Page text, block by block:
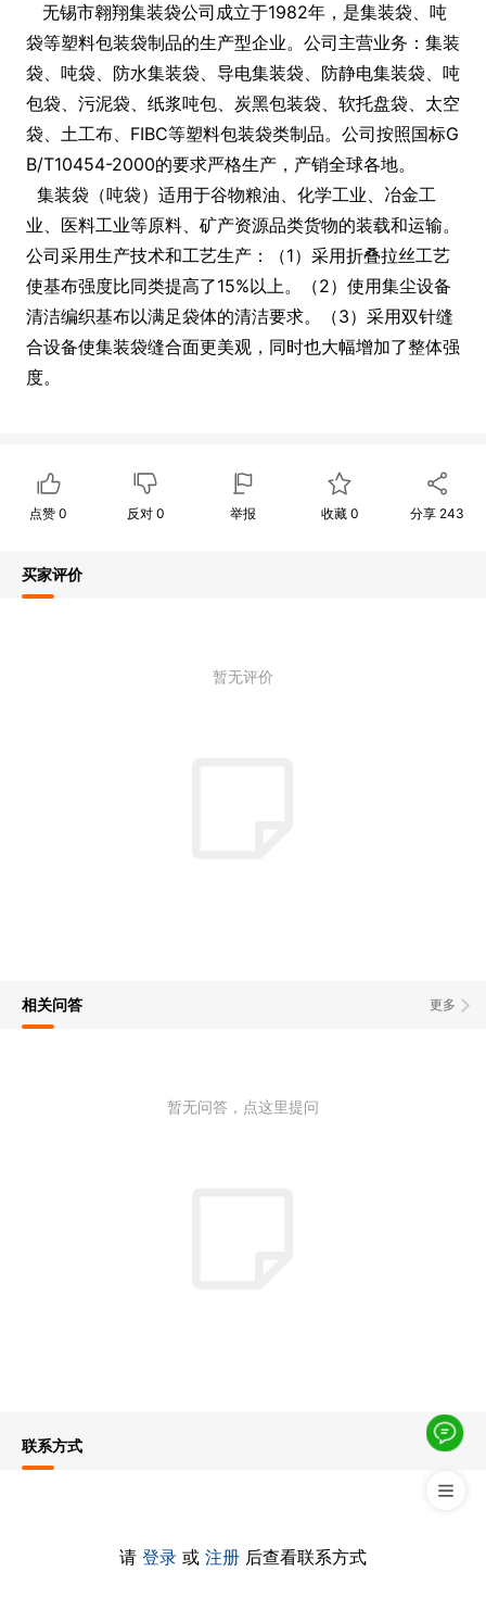
无锡市翱翔集装袋公司成立于1982年，是集装袋、吨
袋等塑料包装袋制品的生产型企业。公司主营业务：集装
袋、吨袋、防水集装袋、导电集装袋、防静电集装袋、吨
包袋、污泥袋、纸浆吨包、炭黑包装袋、软托盘袋、太空
袋、土工布、FIBC等塑料包装袋类制品。公司按照国标G
B/T10454-2000的要求严格生产，产销全球各地。
集装袋（吨袋）适用于谷物粮油、化学工业、冶金工
业、医料工业等原料、矿产资源品类货物的装载和运输。
公司采用生产技术和工艺生产：（1）采用折叠拉丝工艺
使基布强度比同类提高了15%以上。（2）使用集尘设备
清洁编织基布以满足袋体的清洁要求。（3）采用双针缝
合设备使集装袋缝合面更美观，同时也大幅增加了整体强
度。
点赞0 反对 0 举报 收藏0 分享 243
买家评价
暂无评价
更多
相关问答
暂无问答，点这里提问
联系方式
请 登录 或 注册 后查看联系方式